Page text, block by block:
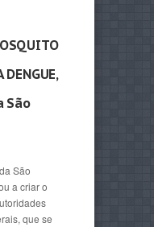
DENGUE,
São
São
a criar o
que se